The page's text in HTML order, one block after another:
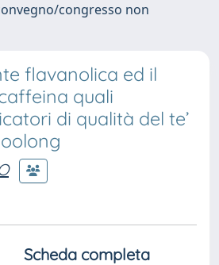
congresso non
flavanolica ed il
quali
di qualità del te’
Scheda completa